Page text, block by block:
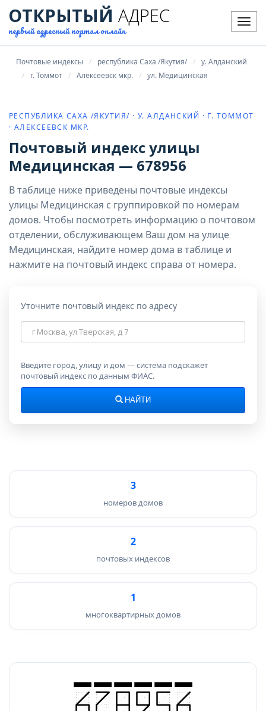
ОТКРЫТЫЙ АДРЕС
первый адресный портал онлайн
Почтовые индексы республика Саха /Якутия/
у. Алданский
г. Томмот
Алексеевск мкр. ул. Медицинская
РЕСПУБЛИКА САХА /ЯКУТИЯ/ · У. АЛДАНСКИЙ · Г. ТОММОТ
· АЛЕКСЕЕВСК МКР.
Почтовый индекс улицы
Медицинская — 678956
В таблице ниже приведены почтовые индексы
улицы Медицинская с группировкой по номерам
домов. Чтобы посмотреть информацию о почтовом
отделении, обслуживающем Ваш дом на улице
Медицинская, найдите номер дома в таблице и
нажмите на почтовый индекс справа от номера.
Уточните почтовый индекс по адресу
Адрес
для
индекса
Введите город, улицу и дом — система подскажет
почтовый индекс по данным ФИАС.
НАЙТИ
3
номеров домов
2
почтовых индексов
1
многоквартирных домов